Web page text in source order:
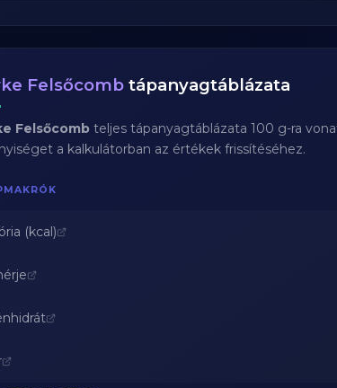
Felsőcomb tápanyagtáblázata
Felsőcomb teljes tápanyagtáblázata 100 g-ra
a kalkulátorban az értékek frissítéséhez.
(kcal)